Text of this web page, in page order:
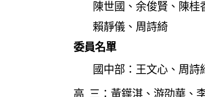
陳世國、余俊賢、陳桂
賴靜儀、周詩綺
委員名單
國中部：王文心、周
高 三：黃鐷淇、游劭華、